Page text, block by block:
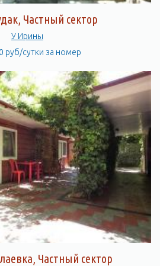
Частный сектор
У Ирины
руб/сутки за номер
Частный сектор